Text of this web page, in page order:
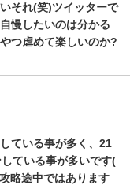
それ(笑)ツイッターで
慢したいのは分かる
つ虐めて楽しいのか?
ている事が多く、21
ている事が多いです(
略途中ではあります